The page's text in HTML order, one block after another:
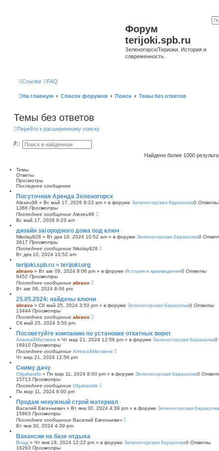
Форум
terijoki.spb.ru
Зеленогорск/Териоки. История и
современность.
Ссылки FAQ
На главную Список форумов Поиск Темы без ответов
Темы без ответов
Перейти к расширенному поиску
П Р
р
е
н
н
ы
й
п
о
и
к
Найдено более 1000
Темы
Ответы
Просмотры
Последнее сообщение
Посуточная Аренда Зеленогорск
Alexeu98 » Вс май 17, 2026 8:23 am » в форуме Зеленогорская барахолка0 Ответы
1366 Просмотры
Последнее сообщение Alexeu98
Вс май 17, 2026 8:23 am
дизайн загородного дома под ключ
Nikolay828 » Вт дек 10, 2024 10:52 am » в форуме Зеленогорская барахолка0
3617 Просмотры
Последнее сообщение Nikolay828
Вт дек 10, 2024 10:52 am
terijoki.spb.ru = terijoki.org
abravo » Вт авг 06, 2024 8:06 pm » в форуме История и краеведение0 Ответы
9452 Просмотры
Последнее сообщение abravo
Вт авг 06, 2024 8:06 pm
25.05.2024: найдены ключи
abravo » Сб май 25, 2024 3:50 pm » в форуме Зеленогорская барахолка0 Ответы
13444 Просмотры
Последнее сообщение abravo
Сб май 25, 2024 3:50 pm
Посоветуйте компанию по установке откатных ворот
АлексейМатвеев » Чт мар 21, 2024 12:56 pm » в форуме Зеленогорская барахолка0
16910 Просмотры
Последнее сообщение АлексейМатвеев
Чт мар 21, 2024 12:56 pm
Сниму дачу
Olgakaralis » Пн мар 11, 2024 8:00 pm » в форуме Зеленогорская барахолка0
15713 Просмотры
Последнее сообщение Olgakaralis
Пн мар 11, 2024 8:00 pm
Продам ненужный строй материал
Василий Евгеньевич » Вт янв 30, 2024 4:39 pm » в форуме Зеленогорская барахолка
15863 Просмотры
Последнее сообщение Василий Евгеньевич
Вт янв 30, 2024 4:39 pm
Вакансии на базе отдыха
Влад » Чт янв 18, 2024 12:22 pm » в форуме Зеленогорская барахолка0 Ответы
16263 Просмотры